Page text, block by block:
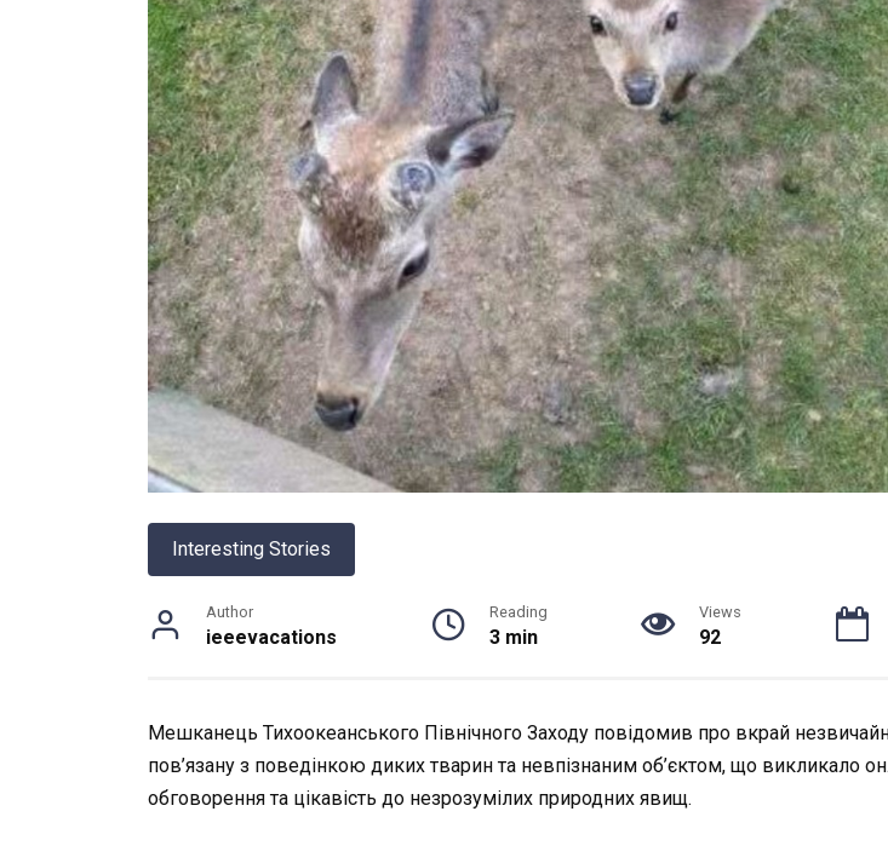
Interesting Stories
Author
ieeevacations
Reading
3 min
Views
92
Мешканець Тихоокеанського Північного Заходу повідомив про вкрай
пов’язану з поведінкою диких тварин та невпізнаним об’єктом, що викликало
обговорення та цікавість до незрозумілих природних явищ.